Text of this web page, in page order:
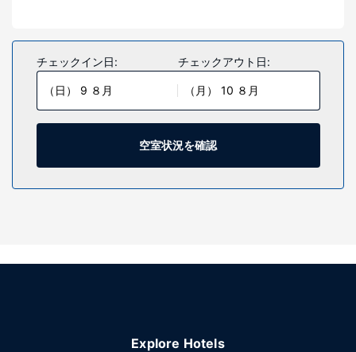
全部で 2 室ある客室には、電子レンジがあります。共同キッ
チンでの自炊も可能です。客室ではWiFi (無料)をご利用いた
だけます。浴槽またはシャワー付きのバスルームが備わって
います。
クエリア、バーベキューグリルをご利用いただけます。
チェックイン日:
（日） 9 ８月
チェックアウト日:
（月） 10 ８月
空室状況を確認
Explore Hotels